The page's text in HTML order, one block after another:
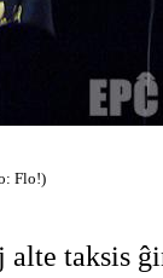
Flo!)
taksis